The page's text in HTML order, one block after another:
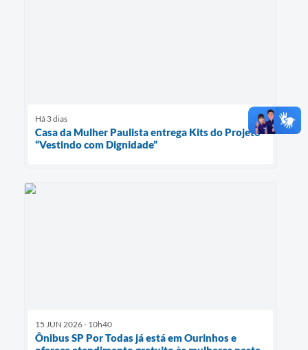
Há 3 dias
Casa da Mulher Paulista entrega Kits do Projeto
“Vestindo com Dignidade”
15 JUN 2026 - 10h40
Ônibus SP Por Todas já está em Ourinhos e